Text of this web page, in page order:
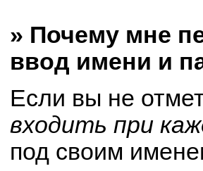
» Почему мне
ввод имени и
Если вы не
входить при
под своим